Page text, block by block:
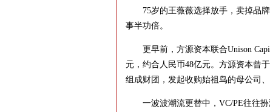
75岁的王薇薇选择放手，卖掉品牌
事半功倍。
更早前，方源资本联合Unison
元，约合人民币48亿元。方源资本曾
组成财团，发起收购始祖鸟的母公司
一波波潮流更替中，VC/PE往往扮